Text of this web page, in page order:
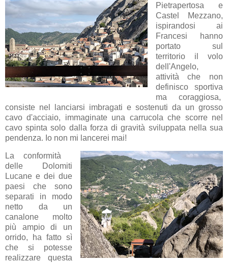
Pietrapertosa e
Castel Mezzano,
ispirandosi ai
Francesi hanno
portato sul
territorio il volo
dell'Angelo,
attività che non
definisco sportiva
ma coraggiosa,
consiste nel lanciarsi imbragati e sostenuti da un grosso
cavo d'acciaio, immaginate una carrucola che scorre nel
cavo spinta solo dalla forza di gravità sviluppata nella sua
pendenza. Io non mi lancerei mai!
La conformità
delle Dolomiti
Lucane e dei due
paesi che sono
separati in modo
netto da un
canalone molto
più ampio di un
orrido, ha fatto sì
che si potesse
realizzare questa